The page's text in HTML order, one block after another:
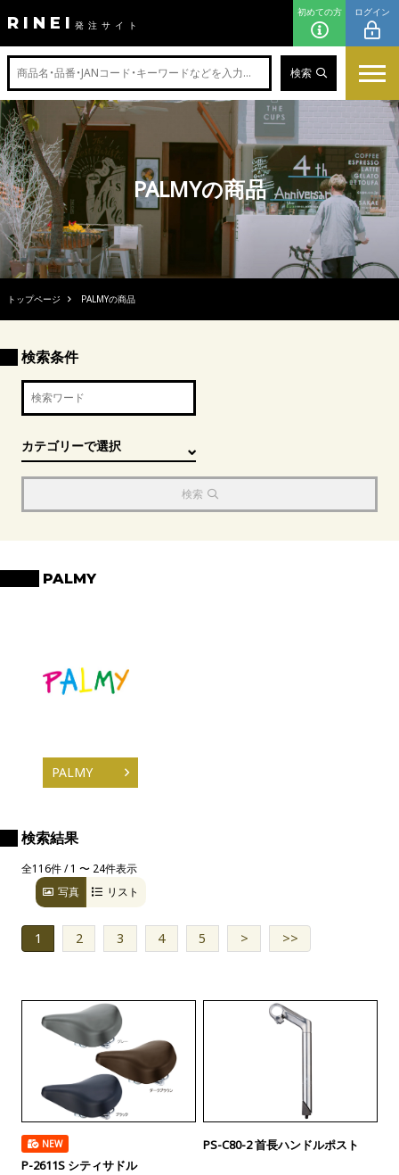
RINEI 発注サイト
初めての方 ログイン
検索
PALMYの商品
トップページ PALMYの商品
検索条件
検索
PALMY
PALMY
検索結果
全116件 / 1 〜 24件表示
写真
リスト
1 2 3 4 5 > >>
NEW
P-2611S シティサドル
PS-C80-2 首長ハンドルポスト